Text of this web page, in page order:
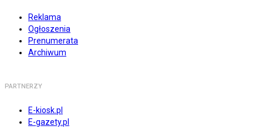
Reklama
Ogłoszenia
Prenumerata
Archiwum
PARTNERZY
E-kiosk.pl
E-gazety.pl